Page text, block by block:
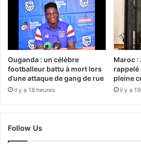
Ouganda : un célèbre
footballeur battu à mort lors
d’une attaque de gang de rue
il y a 18 heures
Maroc :
rappelé
pleine
il y a
Follow Us